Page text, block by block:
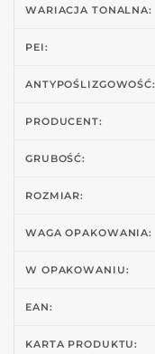
WARIACJA TONALNA:
PEI:
ANTYPOŚLIZGOWOŚĆ:
PRODUCENT:
GRUBOŚĆ:
ROZMIAR:
WAGA OPAKOWANIA:
W OPAKOWANIU:
EAN:
KARTA PRODUKTU: